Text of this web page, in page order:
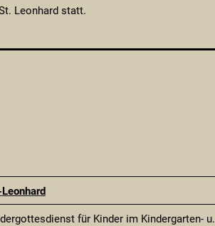
Leonhard statt.
für Kinder im Kindergarten- u.